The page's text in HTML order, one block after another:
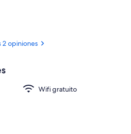
Servicio a la habitación
2 opiniones
Wifi gratuito